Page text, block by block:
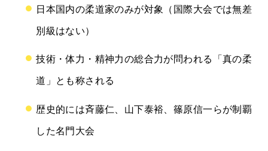
日本国内の柔道家のみが対象（国際大会では無差
別級はない）
技術・体力・精神力の総合力が問われる「真の柔
道」とも称される
歴史的には斉藤仁、山下泰裕、篠原信一らが制覇
した名門大会